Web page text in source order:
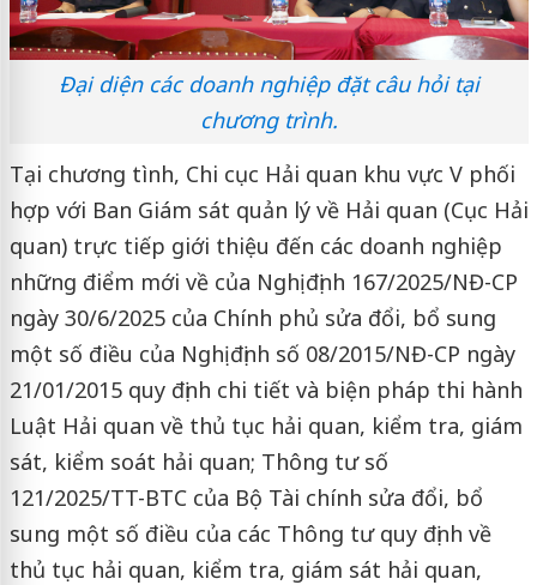
Đại diện các doanh nghiệp đặt câu hỏi tại
chương trình.
Tại chương tình, Chi cục Hải quan khu vực V phối
hợp với Ban Giám sát quản lý về Hải quan (Cục Hải
quan) trực tiếp giới thiệu đến các doanh nghiệp
những điểm mới về của Nghị định 167/2025/NĐ-CP
ngày 30/6/2025 của Chính phủ sửa đổi, bổ sung
một số điều của Nghị định số 08/2015/NĐ-CP ngày
21/01/2015 quy định chi tiết và biện pháp thi hành
Luật Hải quan về thủ tục hải quan, kiểm tra, giám
sát, kiểm soát hải quan; Thông tư số
121/2025/TT-BTC của Bộ Tài chính sửa đổi, bổ
sung một số điều của các Thông tư quy định về
thủ tục hải quan, kiểm tra, giám sát hải quan,